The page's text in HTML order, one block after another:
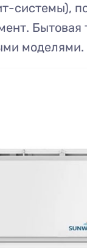
системы),
Бытовая
моделями.